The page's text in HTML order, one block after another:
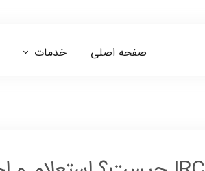
صفحه اصلی خدمات